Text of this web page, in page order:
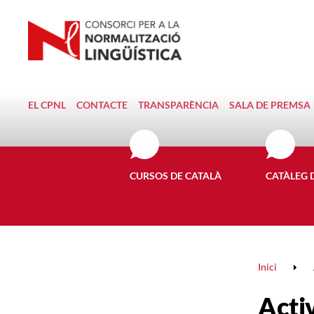
EL CPNL CONTACTE TRANSPARÈNCIA SALA DE PREMSA
CURSOS DE CATALÀ CATÀLEG
Inici